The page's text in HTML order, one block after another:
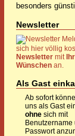
besonders
Newsletter
sich hier völlig
Newsletter mit
Wünschen an.
Als Gast
Ab sofort
uns als Gast
ohne sich mit
Benutzername
Passwort